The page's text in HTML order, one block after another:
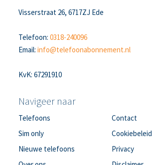
Visserstraat 26, 6717ZJ Ede
Telefoon:0318-240096
Email:info@telefoonabonnement.nl
KvK: 67291910
Navigeer naar
Telefoons
Sim only
Nieuwe telefoons
Contact
Cookiebeleid
Privacy